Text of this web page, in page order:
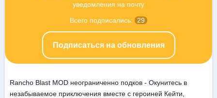
уведомления на почту
Подписаться на обновления
Всего подписались: 29
Rancho Blast MOD неограниченно подков - Окунитесь в
незабываемое приключения вместе с героиней Кейти,